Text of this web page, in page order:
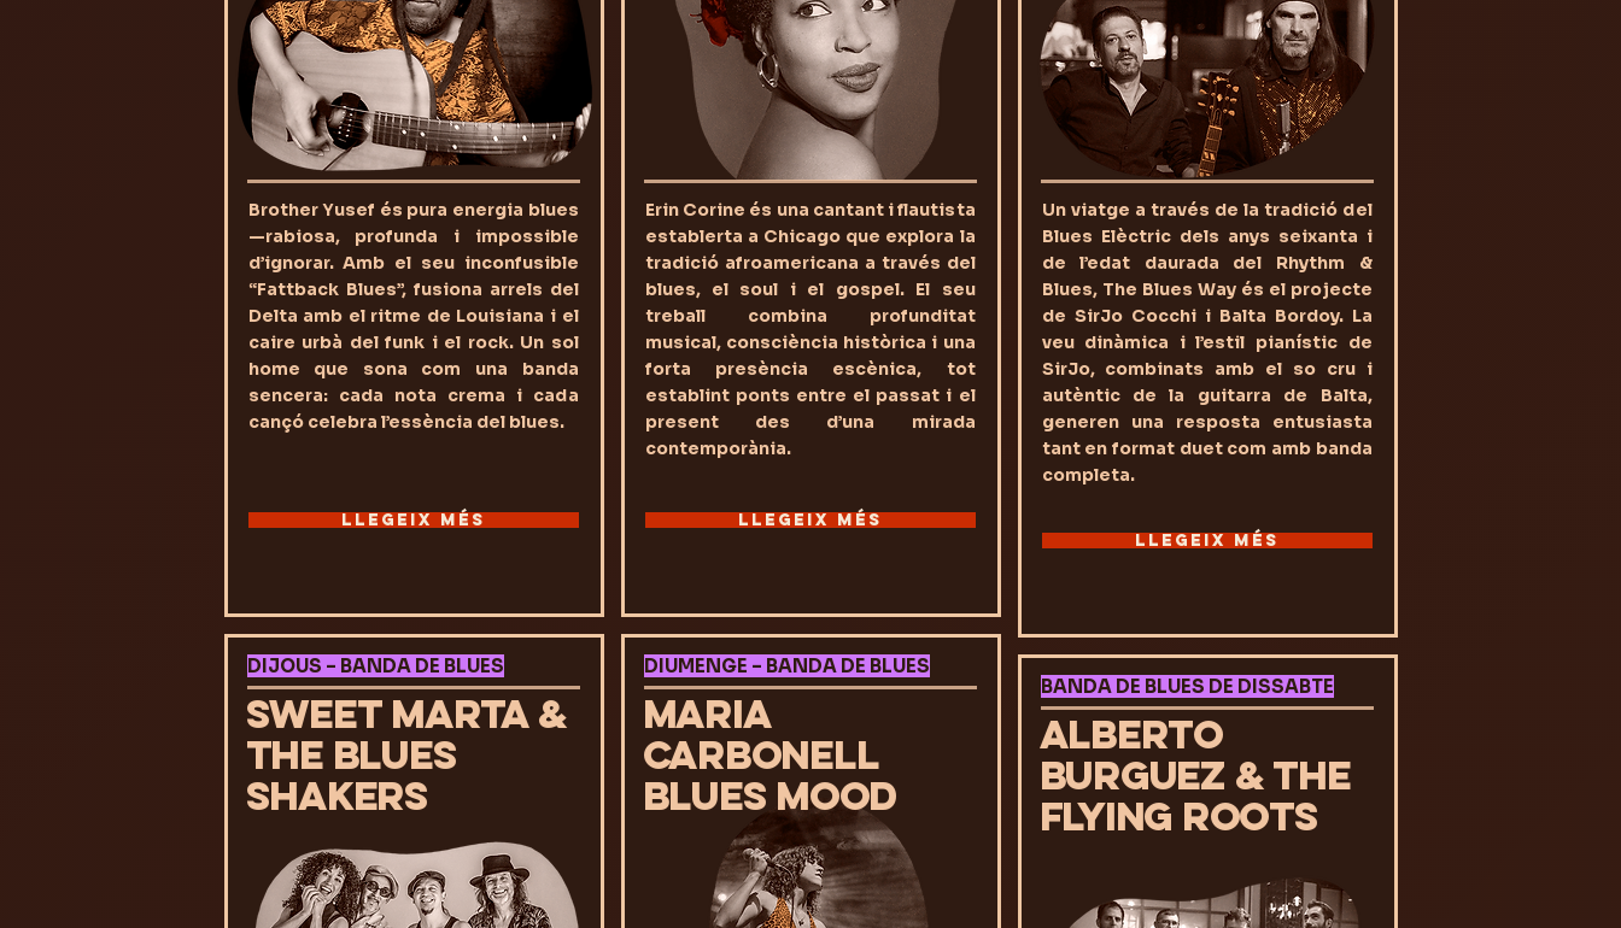
Brother Yusef és pura energia blues
—rabiosa, profunda i impossible
d’ignorar. Amb el seu inconfusible
“Fattback Blues”, fusiona arrels del
Delta amb el ritme de Louisiana i el
caire urbà del funk i el rock. Un sol
home que sona com una banda
sencera: cada nota crema i cada
cançó celebra l’essència del blues.
LLEGEIX MÉS
DIJOUS – BANDA DE BLUES
SWEET MARTA &
THE BLUES
SHAKERS
Erin Corine és una cantant i flautista
establerta a Chicago que explora la
tradició afroamericana a través del
blues, el soul i el gospel. El seu
treball combina profunditat
musical, consciència històrica i una
forta presència escènica, tot
establint ponts entre el passat i el
present des d’una mirada
contemporània.
LLEGEIX MÉS
DIUMENGE – BANDA DE BLUES
MARIA
CARBONELL
BLUES MOOD
Un viatge a través de la tradició del
Blues Elèctric dels anys seixanta i
de l’edat daurada del Rhythm &
Blues, The Blues Way és el projecte
de SirJo Cocchi i Balta Bordoy. La
veu dinàmica i l’estil pianístic de
SirJo, combinats amb el so cru i
autèntic de la guitarra de Balta,
generen una resposta entusiasta
tant en format duet com amb banda
completa.
LLEGEIX MÉS
BANDA DE BLUES DE DISSABTE
ALBERTO
BURGUEZ & THE
FLYING ROOTS